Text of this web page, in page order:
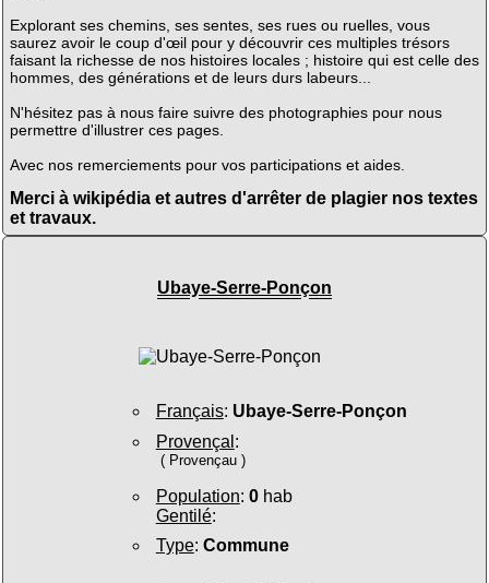
Explorant ses chemins, ses sentes, ses rues ou ruelles, vous
saurez avoir le coup d'œil pour y découvrir ces multiples trésors
faisant la richesse de nos histoires locales ; histoire qui est celle des
hommes, des générations et de leurs durs labeurs...
N'hésitez pas à nous faire suivre des photographies pour nous
permettre d'illustrer ces pages.
Avec nos remerciements pour vos participations et aides.
Merci à wikipédia et autres d'arrêter de plagier nos textes
et travaux.
Ubaye-Serre-Ponçon
Français: Ubaye-Serre-Ponçon
Provençal :
( Provençau )
Population: 0hab
Gentilé:
Type: Commune